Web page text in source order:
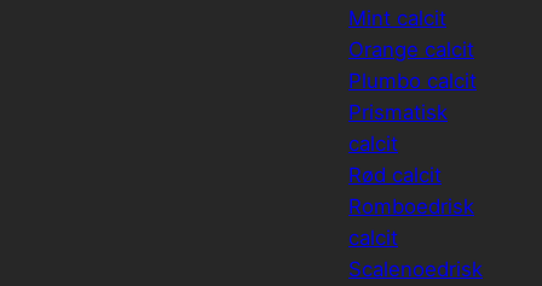
Mint calcit
Orange calcit
Plumbo calcit
Prismatisk
calcit
Rød calcit
Romboedrisk
calcit
Scalenoedrisk